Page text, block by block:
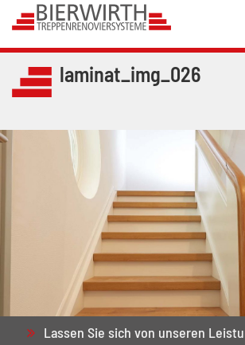
laminat_img_026
Lassen Sie sich von unseren